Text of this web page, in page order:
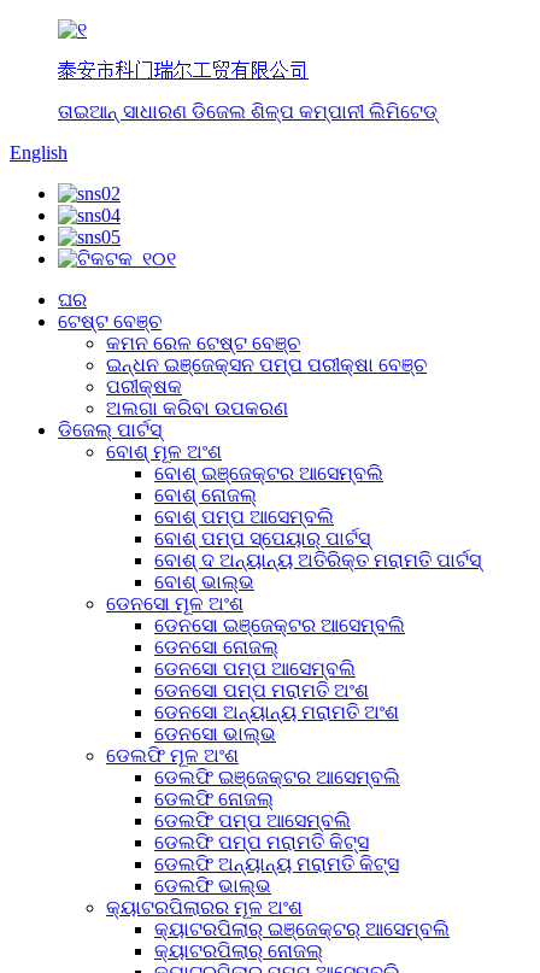
泰安市科门瑞尔工贸有限公司
ତାଇଆନ୍ ସାଧାରଣ ଡିଜେଲ ଶିଳ୍ପ କମ୍ପାନୀ ଲିମିଟେଡ୍
English
ଘର
ଟେଷ୍ଟ ବେଞ୍ଚ
କମନ ରେଳ ଟେଷ୍ଟ ବେଞ୍ଚ
ଇନ୍ଧନ ଇଞ୍ଜେକ୍ସନ ପମ୍ପ ପରୀକ୍ଷା ବେଞ୍ଚ
ପରୀକ୍ଷକ
ଅଲଗା କରିବା ଉପକରଣ
ଡିଜେଲ୍ ପାର୍ଟସ୍
ବୋଶ୍ ମୂଳ ଅଂଶ
ବୋଶ୍ ଇଞ୍ଜେକ୍ଟର ଆସେମ୍ବଲି
ବୋଶ୍ ନୋଜଲ୍
ବୋଶ୍ ପମ୍ପ ଆସେମ୍ବଲି
ବୋଶ୍ ପମ୍ପ ସ୍ପେୟାର୍ ପାର୍ଟସ୍
ବୋଶ୍ ଦ ଅନ୍ୟାନ୍ୟ ଅତିରିକ୍ତ ମରାମତି ପାର୍ଟସ୍
ବୋଶ୍ ଭାଲ୍ଭ
ଡେନସୋ ମୂଳ ଅଂଶ
ଡେନସୋ ଇଞ୍ଜେକ୍ଟର ଆସେମ୍ବଲି
ଡେନସୋ ନୋଜଲ୍
ଡେନସୋ ପମ୍ପ ଆସେମ୍ବଲି
ଡେନସୋ ପମ୍ପ ମରାମତି ଅଂଶ
ଡେନସୋ ଅନ୍ୟାନ୍ୟ ମରାମତି ଅଂଶ
ଡେନସୋ ଭାଲ୍ଭ
ଡେଲଫି ମୂଳ ଅଂଶ
ଡେଲଫି ଇଞ୍ଜେକ୍ଟର ଆସେମ୍ବଲି
ଡେଲଫି ନୋଜଲ୍
ଡେଲଫି ପମ୍ପ ଆସେମ୍ବଲି
ଡେଲଫି ପମ୍ପ ମରାମତି କିଟ୍ସ
ଡେଲଫି ଅନ୍ୟାନ୍ୟ ମରାମତି କିଟ୍ସ
ଡେଲଫି ଭାଲ୍ଭ
କ୍ୟାଟରପିଲାରର ମୂଳ ଅଂଶ
କ୍ୟାଟରପିଲାର୍ ଇଞ୍ଜେକ୍ଟର୍ ଆସେମ୍ବଲି
କ୍ୟାଟରପିଲାର୍ ନୋଜଲ୍